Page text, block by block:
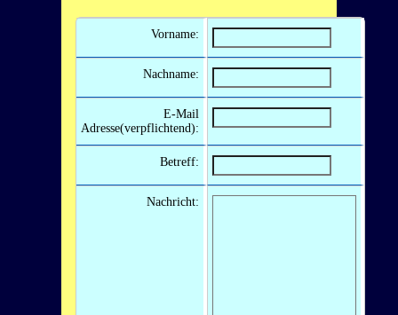
Vorname:
Nachname:
E-Mail
Adresse(verpflichtend):
Betreff:
Nachricht: